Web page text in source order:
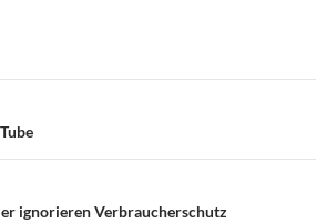
ignorieren Verbraucherschutz